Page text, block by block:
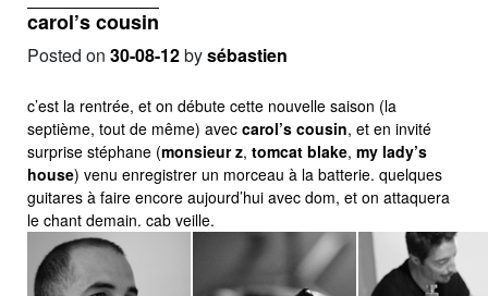
carol’s cousin
Posted on 30-08-12bysébastien
c’est la rentrée, et on débute cette nouvelle saison (la
septième, tout de même) avec carol’s cousin, et en invité
surprise stéphane (monsieur z, tomcat blake, my lady’s
house) venu enregistrer un morceau à la batterie. quelques
guitares à faire encore aujourd’hui avec dom, et on attaquera
le chant demain. cab veille.